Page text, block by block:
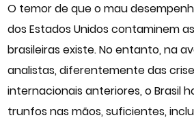
O temor de que o mau
dos Estados Unidos contaminem
brasileiras existe. No entanto, na
analistas, diferentemente das
internacionais anteriores, o Brasil
trunfos nas mãos, suficientes,